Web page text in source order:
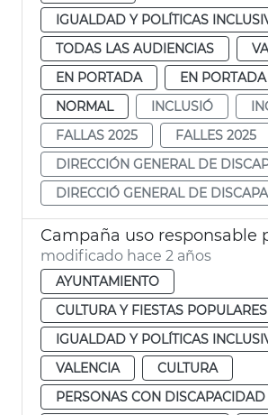
IGUALDAD Y POLÍTICAS
TODAS LAS AUDIENCIAS
EN PORTADA
EN
NORMAL
INCLUSIÓ
FALLAS 2025
FALLES 2025
DIRECCIÓN GENERAL DE
DIRECCIÓ GENERAL DE
Campaña uso responsable
modificado hace 2 años
AYUNTAMIENTO
CULTURA Y FIESTAS POPULARES
IGUALDAD Y POLÍTICAS
VALENCIA
CULTURA
PERSONAS CON DISCAPACIDAD